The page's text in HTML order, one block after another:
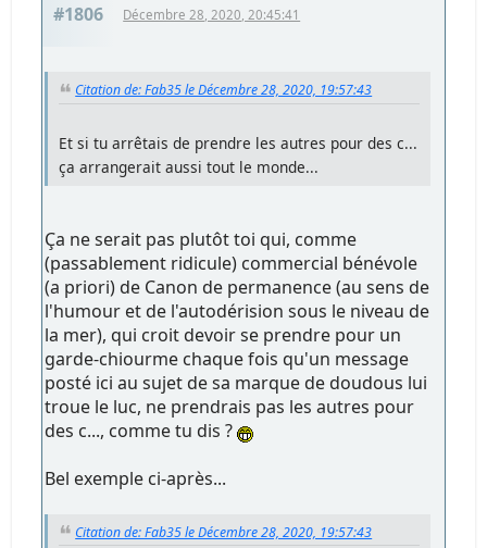
#1806 Décembre 28, 2020, 20:45:41
Citation de: Fab35 le Décembre 28, 2020, 19:57:43
Et si tu arrêtais de prendre les autres pour des c...
ça arrangerait aussi tout le monde...
Ça ne serait pas plutôt toi qui, comme
(passablement ridicule) commercial bénévole
(a priori) de Canon de permanence (au sens de
l'humour et de l'autodérision sous le niveau de
la mer), qui croit devoir se prendre pour un
garde-chiourme chaque fois qu'un message
posté ici au sujet de sa marque de doudous lui
troue le luc, ne prendrais pas les autres pour
des c..., comme tu dis ?
Bel exemple ci-après...
Citation de: Fab35 le Décembre 28, 2020, 19:57:43